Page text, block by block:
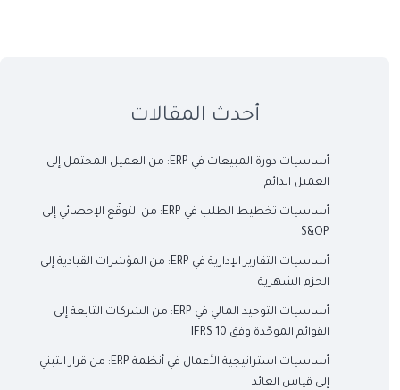
أحدث المقالات
أساسيات دورة المبيعات في ERP: من العميل المحتمل إلى
العميل الدائم
أساسيات تخطيط الطلب في ERP: من التوقّع الإحصائي إلى
S&OP
أساسيات التقارير الإدارية في ERP: من المؤشرات القيادية إلى
الحزم الشهرية
أساسيات التوحيد المالي في ERP: من الشركات التابعة إلى
القوائم الموحّدة وفق IFRS 10
أساسيات استراتيجية الأعمال في أنظمة ERP: من قرار التبني
إلى قياس العائد